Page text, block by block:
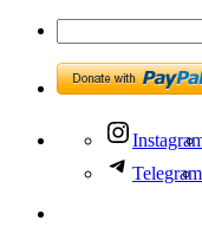
Telegram